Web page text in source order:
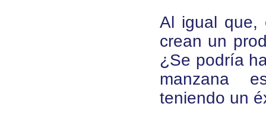
Al igual que,
crean un
¿Se podría
manzana
teniendo un